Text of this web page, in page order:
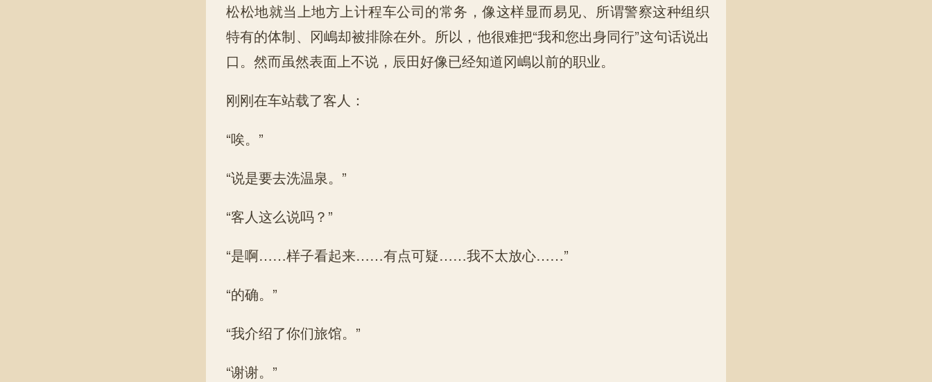
松松地就当上地方上计程车公司的常务，像这样显而易见、所谓警察这种组织
特有的体制、冈嶋却被排除在外。所以，他很难把“我和您出身同行”这句话说出
口。然而虽然表面上不说，辰田好像已经知道冈嶋以前的职业。
刚刚在车站载了客人：
“唉。”
“说是要去洗温泉。”
“客人这么说吗？”
“是啊……样子看起来……有点可疑……我不太放心……”
“的确。”
“我介绍了你们旅馆。”
“谢谢。”